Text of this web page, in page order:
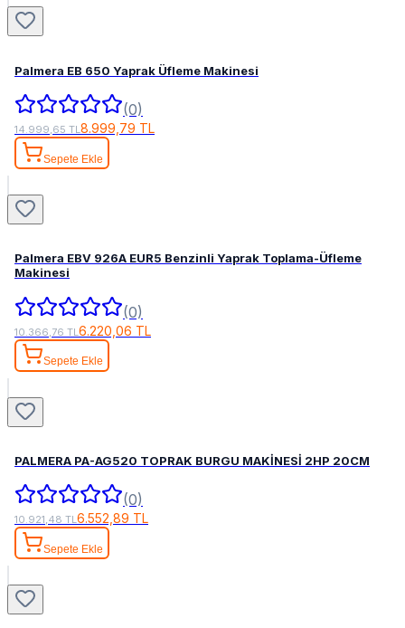
Palmera EB 650 Yaprak Üfleme Makinesi
(0)
14.999,65 TL8.999,79 TL
Sepete Ekle
Palmera EBV 926A EUR5 Benzinli Yaprak Toplama-Üfleme
Makinesi
(0)
10.366,76 TL 6.220,06 TL
Sepete Ekle
PALMERA PA-AG520 TOPRAK BURGU MAKİNESİ 2HP 20CM
(0)
10.921,48 TL6.552,89 TL
Sepete Ekle